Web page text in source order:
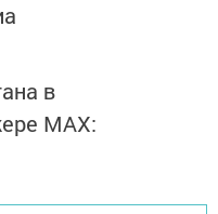
в
MАХ: